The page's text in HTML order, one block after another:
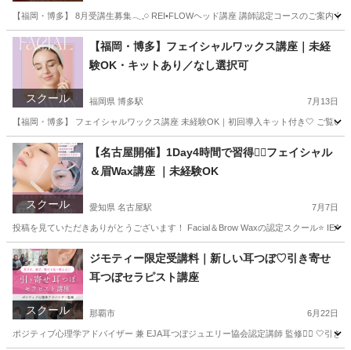
【福岡・博多】 8月受講生募集𓂃𓈒𓏸 REI•FLOWヘッド講座 講師認定コースのご案内
佐賀 佐賀市 鳥栖駅 ヘッドスパ
スクール
【福岡・博多】フェイシャルワックス講座｜未経
験OK・キットあり／なし選択可
福岡県 博多駅 7月13日
【福岡・博多】 フェイシャルワックス講座 未経験OK｜初回導入キット付き🤍 ご覧
福岡 福岡市 博多駅 その他 フェイシャル
スクール
【名古屋開催】1Day4時間で習得❤️‍🔥フェイシャル
＆眉Wax講座 ｜未経験OK
愛知県 名古屋駅 7月7日
投稿を見ていただきありがとうございます！ Facial＆Brow Waxの認定スクール⭐️ IEA
愛知 名古屋市 その他 フェイシャル
スクール
ジモティー限定受講料｜新しい耳つぼ♡引き寄せ
耳つぼセラピスト講座
那覇市 6月22日
ポジティブ心理学アドバイザー 兼 EJA耳つぼジュエリー協会認定講師 監修❤️‍🔥 🤍引